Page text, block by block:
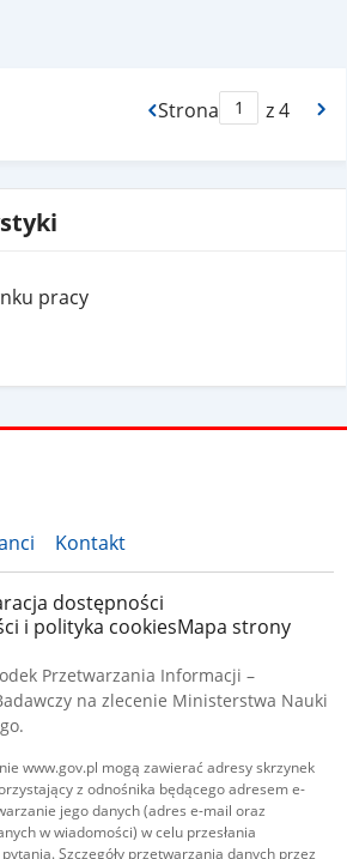
Strona
Max Stronaz 4
pracy
Kontakt
dostępności
i polityka cookiesMapa strony
Przetwarzania Informacji –
na zlecenie Ministerstwa Nauki
www.gov.pl mogą zawierać adresy skrzynek
z odnośnika będącego adresem e-
jego danych (adres e-mail oraz
w wiadomości) w celu przesłania
Szczegóły przetwarzania danych przez